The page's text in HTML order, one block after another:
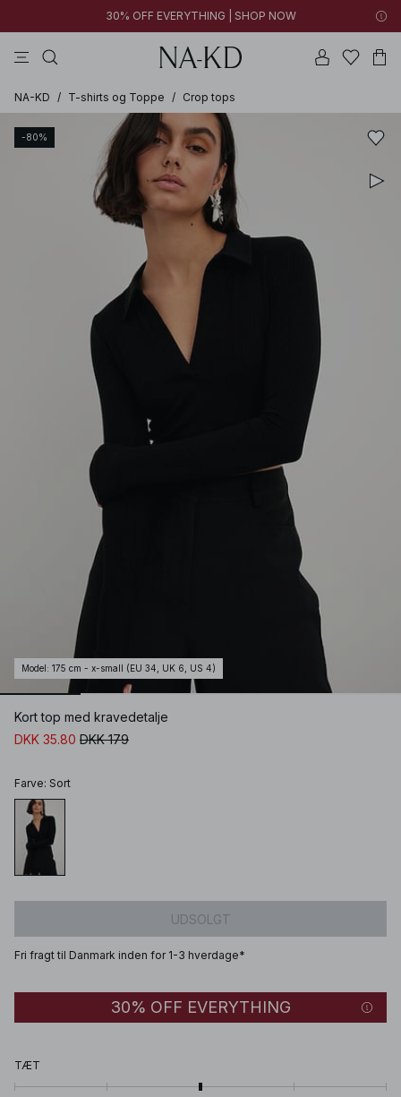
30% OFF EVERYTHING | SHOP NOW
NA-KD / T-shirts og Toppe / Crop tops
-80%
Model : 175 cm - x-small (EU 34, UK 6, US 4)
Kort top med kravedetalje
DKK 35.80 DKK 179
Farve: Sort
UDSOLGT
Fri fragt til Danmark inden for 1-3 hverdage*
30% OFF EVERYTHING
TÆT